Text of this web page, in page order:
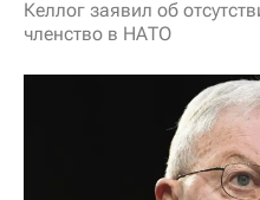
Келлог заявил об
членство в НАТО